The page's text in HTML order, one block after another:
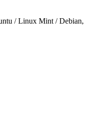
/ Linux Mint / Debian,